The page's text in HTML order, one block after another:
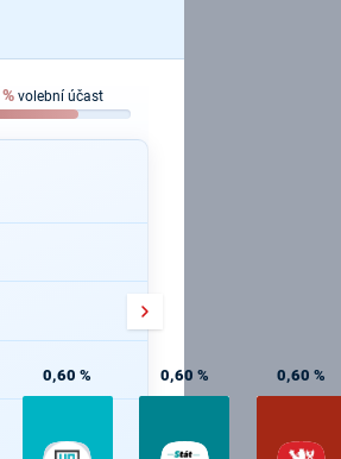
% volební účast
0,60 % 0,60 % 0,60 %